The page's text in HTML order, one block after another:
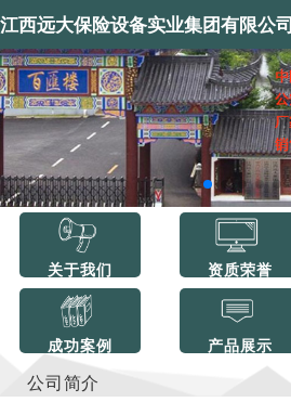
江西远大保险设备实业集团有限公司
关于我们 资质荣誉
成功案例 产品展示
公司简介